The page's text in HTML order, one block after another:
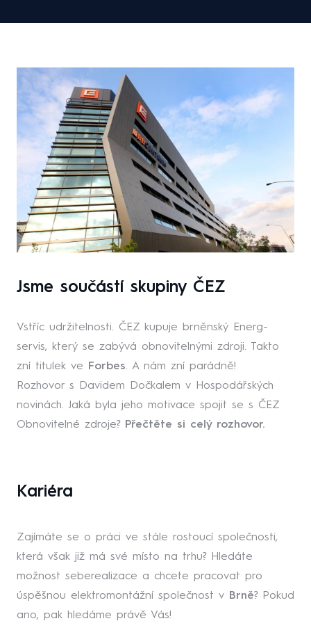
Jsme součástí skupiny ČEZ
Vstříc udržitelnosti. ČEZ kupuje brněnský Energ-
servis, který se zabývá obnovitelnými zdroji. Takto
zní titulek ve
Forbes. A nám zní parádně!
Rozhovor s Davidem Dočkalem v Hospodářských
novinách. Jaká byla jeho motivace spojit se s ČEZ
Obnovitelné zdroje? Přečtěte si celý rozhovor.
Kariéra
Zajímáte se o práci ve stále rostoucí společnosti,
která však již má své místo na trhu? Hledáte
možnost seberealizace a chcete pracovat pro
úspěšnou elektromontážní společnost v
Brně? Pokud
ano, pak hledáme právě Vás!